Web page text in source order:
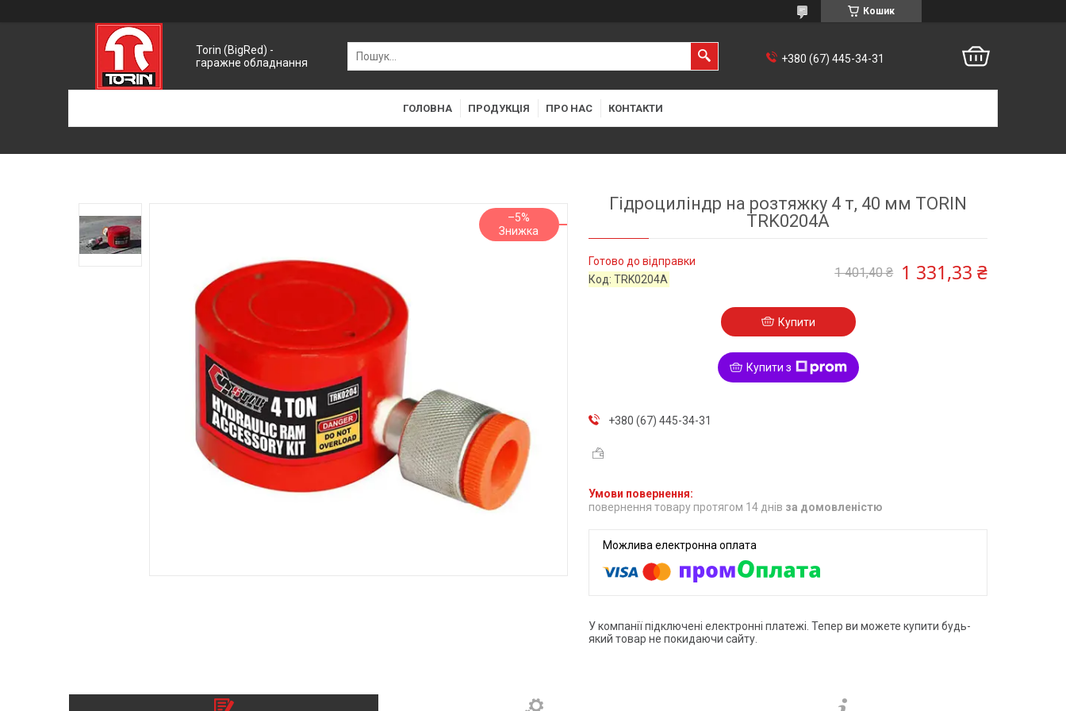
Кошик
Torin (BigRed) -
гаражне обладнання
+380 (67) 445-34-31
ГОЛОВНА ПРОДУКЦІЯ ПРО НАС КОНТАКТИ
–5%
Гідроциліндр на розтяжку 4 т, 40 мм TORIN
TRK0204A
Готово до відправки
Код:TRK0204A 1 401,40 ₴ 1 331,33 ₴
Купити
Купити з
+380 (67) 445-34-31
повернення товару протягом 14 днів за домовленістю
У компанії підключені електронні платежі. Тепер ви можете купити будь-
який товар не покидаючи сайту.